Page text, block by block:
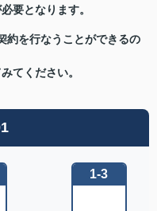
要となります。
約を行なうことができるの
てください。
1-3